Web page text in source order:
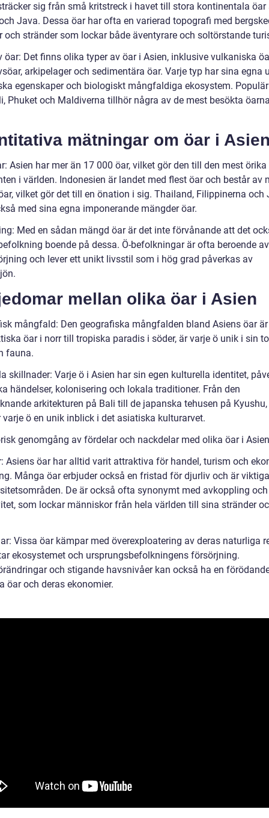
sig från små kritstreck i havet till stora kontinentala öar
Java. Dessa öar har ofta en varierad topografi med
och stränder som lockar både äventyrare och soltörstande
öar: Det finns olika typer av öar i Asien, inklusive vulkaniska
arkipelager och sedimentära öar. Varje typ har sina egna
egenskaper och biologiskt mångfaldiga ekosystem.
Phuket och Maldiverna tillhör några av de mest besökta
mätningar om öar i
Asien har mer än 17 000 öar, vilket gör den till den mest örika
i världen. Indonesien är landet med flest öar och består av
vilket gör det till en önation i sig. Thailand, Filippinerna och
med sina egna imponerande mängder öar.
Med en sådan mängd öar är det inte förvånande att det
boende på dessa. Ö-befolkningar är ofta beroende
och lever ett unikt livsstil som i hög grad påverkas av
mellan olika öar i Asien
mångfald: Den geografiska mångfalden bland Asiens öar
öar i norr till tropiska paradis i söder, är varje ö unik i sin
fauna.
skillnader: Varje ö i Asien har sin egen kulturella identitet,
händelser, kolonisering och lokala traditioner. Från den
arkitekturen på Bali till de japanska tehusen på Kyushu,
varje ö en unik inblick i det asiatiska kulturarvet.
genomgång av fördelar och nackdelar med olika öar i Asien
Asiens öar har alltid varit attraktiva för handel, turism och
Många öar erbjuder också en fristad för djurliv och är viktiga
De är också ofta synonymt med avkoppling och
som lockar människor från hela världen till sina stränder
Vissa öar kämpar med överexploatering av deras naturliga
ekosystemet och ursprungsbefolkningens försörjning.
och stigande havsnivåer kan också ha en
öar och deras ekonomier.